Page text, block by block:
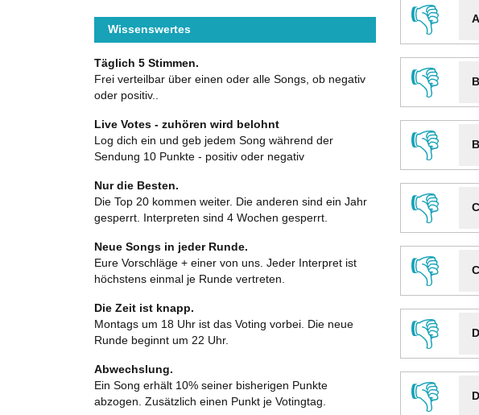
👎
👎
👎
👎
👎
👎
👎
Wissenswertes
Täglich 5 Stimmen.
Frei verteilbar über einen oder alle Songs, ob negativ
oder positiv..
Live Votes - zuhören wird belohnt
Log dich ein und geb jedem Song während der
Sendung 10 Punkte - positiv oder negativ
Nur die Besten.
Die Top 20 kommen weiter. Die anderen sind ein Jahr
gesperrt. Interpreten sind 4 Wochen gesperrt.
Neue Songs in jeder Runde.
Eure Vorschläge + einer von uns. Jeder Interpret ist
höchstens einmal je Runde vertreten.
Die Zeit ist knapp.
Montags um 18 Uhr ist das Voting vorbei. Die neue
Runde beginnt um 22 Uhr.
Abwechslung.
Ein Song erhält 10% seiner bisherigen Punkte
abzogen. Zusätzlich einen Punkt je Votingtag.